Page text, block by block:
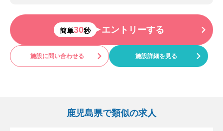
簡単30秒 エントリーする
施設に問い合わせる 施設詳細を見る
鹿児島県で類似の求人